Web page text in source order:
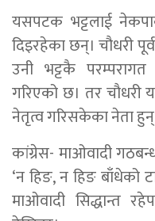
यसपटक भट्टलाई
दिइरहेका छन्। चौधरी
उनी भट्टकै
गरिएको छ। तर चाैधरी
नेतृत्व गरिसकेका नेता
कांग्रेस- माओवादी
‘न हिङ, न हिङ बाँधेको
माओवादी सिद्धान्त